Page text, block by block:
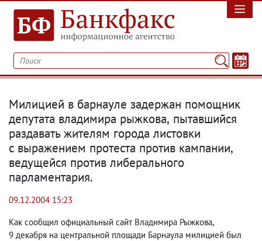
Милицией в барнауле задержан помощник
депутата владимира рыжкова, пытавшийся
раздавать жителям города листовки
с выражением протеста против кампании,
ведущейся против либерального
парламентария.
09.12.2004 15:23
Как сообщил официальный сайт Владимира Рыжкова,
9 декабря на центральной площади Барнаула милицией был